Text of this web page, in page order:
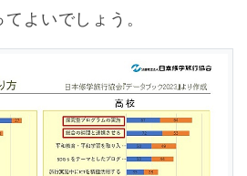
よいでしょう。